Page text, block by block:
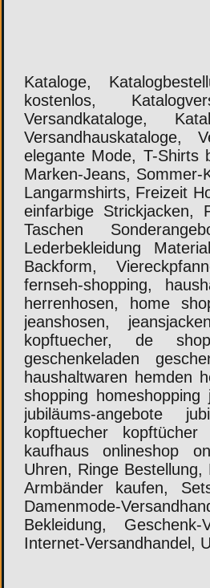
Kataloge,
kostenlos,
Versandkataloge,
Versandhauskataloge,
elegante Mode, T-Shirts
Marken-Jeans, Sommer-
Langarmshirts, Freizeit
einfarbige Strickjacken,
Taschen
Lederbekleidung
Backform,
fernseh-shopping,
herrenhosen, home
jeanshosen,
kopftuecher, de
geschenkeladen
haushaltwaren hemden
shopping homeshopping
jubiläums-angebote
kopftuecher
kaufhaus onlineshop
Uhren, Ringe
Armbänder kaufen,
Damenmode-
Bekleidung,
Internet-Versandhandel,